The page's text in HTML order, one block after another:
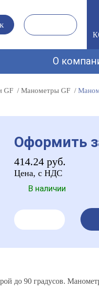
О
GF Манометры GF
Оформить
414.24 руб.
Цена, с НДС
В наличии
до 90 градусов.